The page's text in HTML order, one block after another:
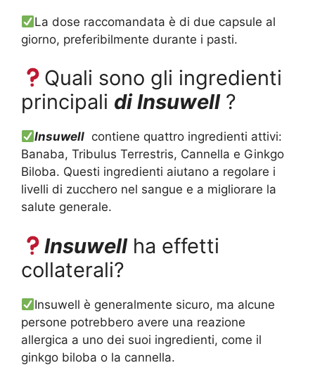
La dose raccomandata è di due capsule al
giorno, preferibilmente durante i pasti.
Quali sono gli ingredienti
principali di Insuwell?
Insuwell contiene quattro ingredienti attivi:
Banaba, Tribulus Terrestris, Cannella e Ginkgo
Biloba. Questi ingredienti aiutano a regolare i
livelli di zucchero nel sangue e a migliorare la
salute generale.
Insuwellha effetti
collaterali?
Insuwell è generalmente sicuro, ma alcune
persone potrebbero avere una reazione
allergica a uno dei suoi ingredienti, come il
ginkgo biloba o la cannella.